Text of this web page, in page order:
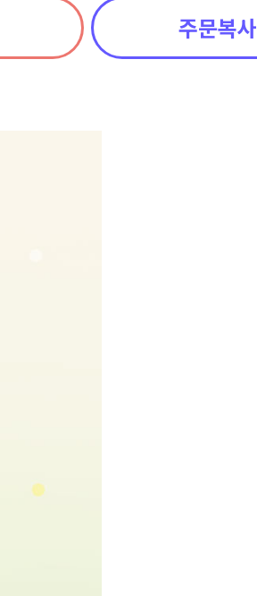
주문복사